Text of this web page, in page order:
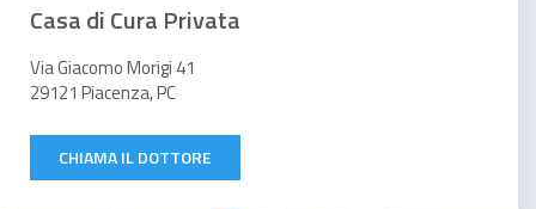
Condilomi genitali
Verruca
Ulcera peptica
Casa di Cura Privata
Via Giacomo Morigi 41
29121 Piacenza, PC
CHIAMA IL DOTTORE